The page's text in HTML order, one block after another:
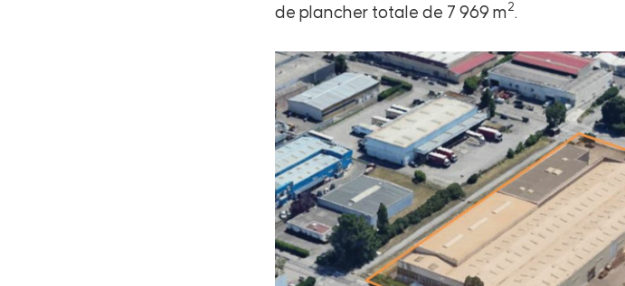
de plancher totale de 7 969 m2.